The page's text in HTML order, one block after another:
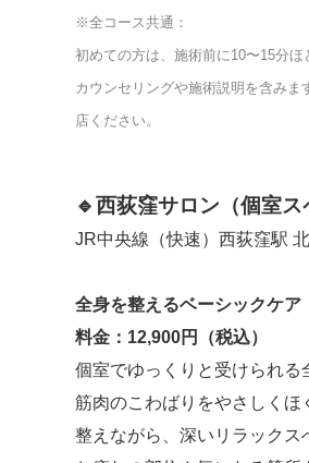
※全コース共通：
初めての方は、施術前に10〜15分ほ
カウンセリングや施術説明を含み
店ください。
🔹西荻窪サロン（個室ス
JR中央線（快速）西荻窪駅
全身を整えるベーシックケア
料金：12,900円（税込）
個室でゆっくりと受けられる
筋肉のこわばりをやさしくほ
整えながら、深いリラックス